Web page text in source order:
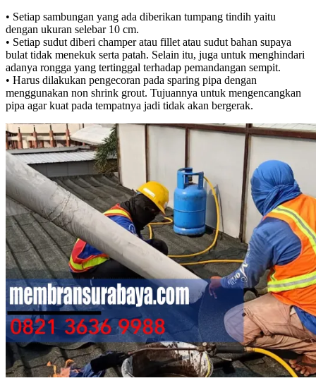
• Setiap sambungan yang ada diberikan tumpang tindih yaitu
dengan ukuran selebar 10 cm.
• Setiap sudut diberi champer atau fillet atau sudut bahan supaya
bulat tidak menekuk serta patah. Selain itu, juga untuk menghindari
adanya rongga yang tertinggal terhadap pemandangan sempit.
• Harus dilakukan pengecoran pada sparing pipa dengan
menggunakan non shrink grout. Tujuannya untuk mengencangkan
pipa agar kuat pada tempatnya jadi tidak akan bergerak.